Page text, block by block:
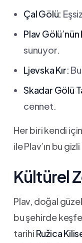
Çal Gölü:
Plav Gölü’nün
sunuyor.
Ljevska Kır:
Skadar ​Gölü
cennet.
Her biri ‌kendi
ile Plav’ın bu⁣
Kültürel
Plav, doğal
bu şehirde
tarihi Ružica